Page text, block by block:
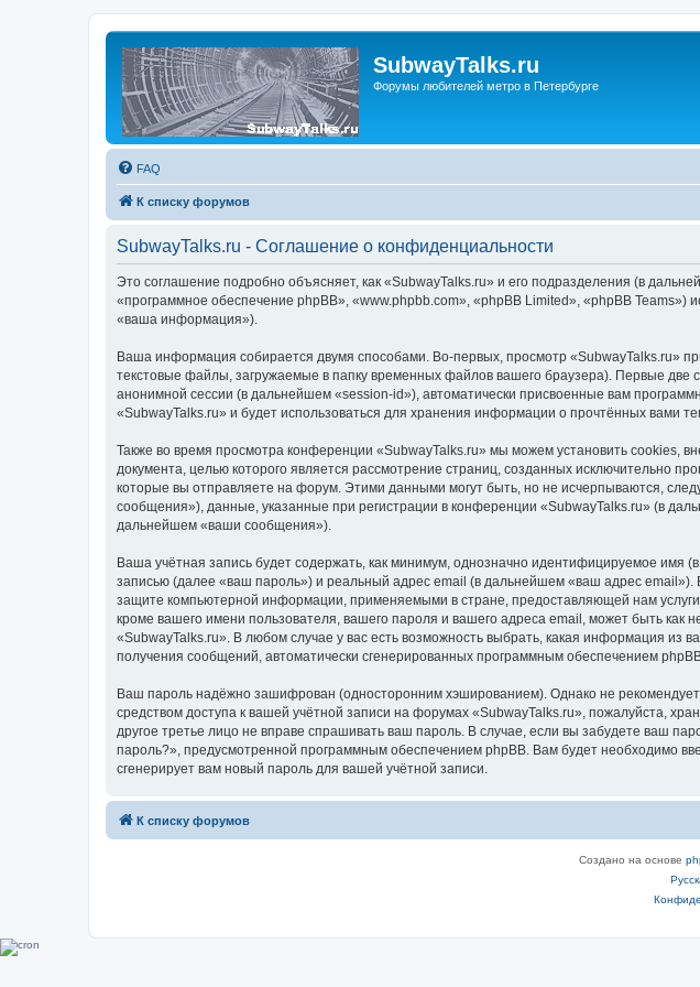
SubwayTalks.ru
Форумы любителей метро в Петербурге
FAQ
К списку форумов
SubwayTalks.ru - Соглашение о конфиденциальности
Это соглашение подробно объясняет, как «SubwayTalks.ru» и его подразделения (в
«программное обеспечение phpBB», «www.phpbb.com», «phpBB Limited», «phpBB
«ваша информация»).
Ваша информация собирается двумя способами. Во-первых, просмотр «SubwayTalks.ru»
текстовые файлы, загружаемые в папку временных файлов вашего браузера). Первые
анонимной сессии (в дальнейшем «session-id»), автоматически присвоенные вам
«SubwayTalks.ru» и будет использоваться для хранения информации о прочтённых вами
Также во время просмотра конференции «SubwayTalks.ru» мы можем установить cookies,
документа, целью которого является рассмотрение страниц, созданных
которые вы отправляете на форум. Этими данными могут быть, но не исчерпываются,
сообщения»), данные, указанные при регистрации в конференции «SubwayTalks.ru» (в
дальнейшем «ваши сообщения»).
Ваша учётная запись будет содержать, как минимум, однозначно идентифицируемое
записью (далее «ваш пароль») и реальный адрес email (в дальнейшем «ваш адрес
защите компьютерной информации, применяемыми в стране, предоставляющей нам
кроме вашего имени пользователя, вашего пароля и вашего адреса email, может быть как
«SubwayTalks.ru». В любом случае у вас есть возможность выбрать, какая информация из
получения сообщений, автоматически сгенерированных программным обеспечением
Ваш пароль надёжно зашифрован (односторонним хэшированием). Однако не
средством доступа к вашей учётной записи на форумах «SubwayTalks.ru», пожалуйста,
другое третье лицо не вправе спрашивать ваш пароль. В случае, если вы забудете ваш
пароль?», предусмотренной программным обеспечением phpBB. Вам будет необходимо
сгенерирует вам новый пароль для вашей учётной записи.
К списку форумов
Создано на основе